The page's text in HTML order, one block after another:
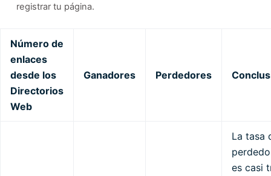
registrar tu página.
Número de
enlaces
desde los
Directorios
Web
Ganadores Perdedores
La tasa
es casi